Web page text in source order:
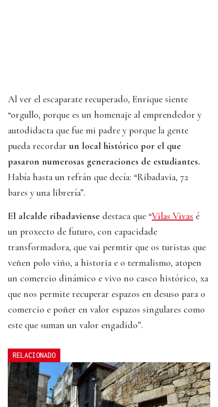
Al ver el escaparate recuperado, Enrique siente
“orgullo, porque es un homenaje al emprendedor y
autodidacta que fue mi padre y porque la gente
pueda recordar un local histórico por el que
pasaron numerosas generaciones de estudiantes.
Había hasta un refrán que decía: “Ribadavia, 72
bares y una librería”.
El alcalde ribadaviense destaca que “Vilas Vivas é
un proxecto de futuro, con capacidade
transformadora, que vai permtir que os turistas que
veñen polo viño, a historia e o termalismo, atopen
un comercio dinámico e vivo no casco histórico, xa
que nos permite recuperar espazos en desuso para o
comercio e poñer en valor espazos singulares como
este que suman un valor engadido”.
RELACIONADO